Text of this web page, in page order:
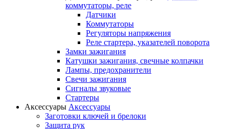
коммутаторы, реле
Датчики
Коммутаторы
Регуляторы напряжения
Реле стартера, указателей поворота
Замки зажигания
Катушки зажигания, свечные колпачки
Лампы, предохранители
Свечи зажигания
Сигналы звуковые
Стартеры
Аксессуары Аксессуары
Заготовки ключей и брелоки
Защита рук